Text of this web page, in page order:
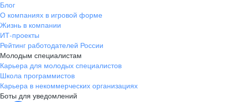
Блог
О компаниях в игровой форме
Жизнь в компании
ИТ-проекты
Рейтинг работодателей России
Молодым специалистам
Карьера для молодых специалистов
Школа программистов
Карьера в некоммерческих организациях
Боты для уведомлений